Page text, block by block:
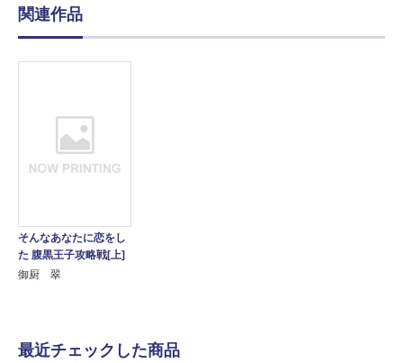
関連作品
そんなあなたに恋をし
た 腹黒王子攻略戦[上]
御厨 翠
最近チェックした商品